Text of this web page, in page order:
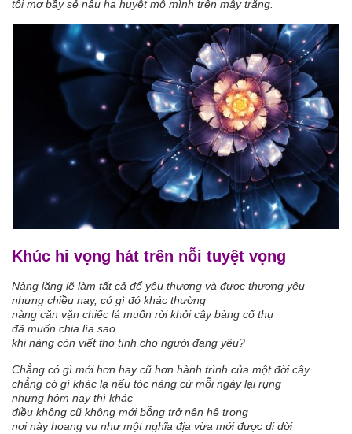
tôi mơ bầy sẻ nâu hạ huyệt mộ mình trên mây trắng.
Khúc hi vọng hát trên nỗi tuyệt vọng
Nàng lặng lẽ làm tất cả để yêu thương và được thương yêu
nhưng chiều nay, có gì đó khác thường
nàng căn vặn chiếc lá muốn rời khỏi cây bàng cổ thụ
đã muốn chia lìa sao
khi nàng còn viết thơ tình cho người đang yêu?
Chẳng có gì mới hơn hay cũ hơn hành trình của một đời cây
chẳng có gì khác lạ nếu tóc nàng cứ mỗi ngày lại rụng
nhưng hôm nay thì khác
điều không cũ không mới bỗng trở nên hệ trọng
nơi này hoang vu như một nghĩa địa vừa mới được di dời